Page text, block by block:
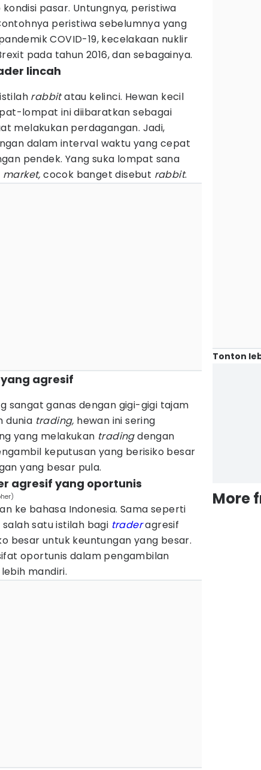
pasar. Untungnya, peristiwa
peristiwa sebelumnya yang
COVID-19, kecelakaan nuklir
pada tahun 2016, dan sebagainya.
lincah
rabbitatau kelinci. Hewan kecil
lompat ini diibaratkan sebagai
melakukan perdagangan. Jadi,
dalam interval waktu yang cepat
pendek. Yang suka lompat sana
market, cocok banget disebut rabbit.
agresif
sangat ganas dengan gigi-gigi tajam
dunia trading, hewan ini sering
yang melakukan tradingdengan
keputusan yang berisiko besar
yang besar pula.
agresif yang oportunis
ke bahasa Indonesia. Sama seperti
salah satu istilah bagi traderagresif
besar untuk keuntungan yang besar.
oportunis dalam pengambilan
mandiri.
Tonton
More